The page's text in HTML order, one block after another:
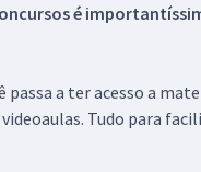
é
passa a ter acesso a
Tudo para